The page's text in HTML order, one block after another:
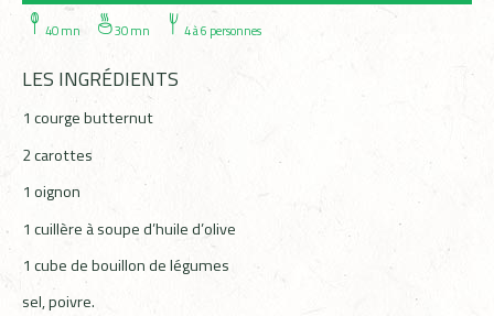
40 mn 30 mn 4 à 6 personnes
LES INGRÉDIENTS
1 courge butternut
2 carottes
1 oignon
1 cuillère à soupe d’huile d’olive
1 cube de bouillon de légumes
sel, poivre.